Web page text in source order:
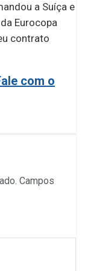
a Suíça e
Eurocopa
contrato
com o
Campos